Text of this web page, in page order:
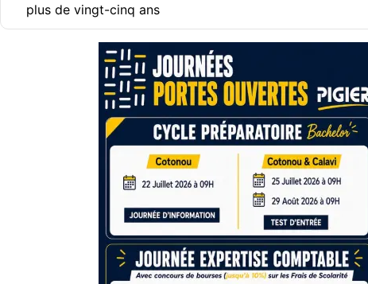
plus de vingt-cinq ans